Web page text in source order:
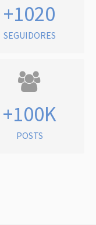
+1020
SEGUIDORES
+100K
POSTS